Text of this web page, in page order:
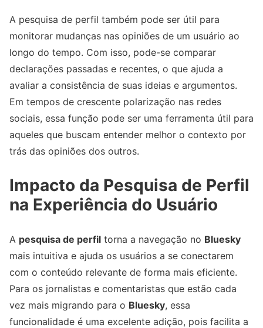
A pesquisa de perfil também pode ser útil para
monitorar mudanças nas opiniões de um usuário ao
longo do tempo. Com isso, pode-se comparar
declarações passadas e recentes, o que ajuda a
avaliar a consistência de suas ideias e argumentos.
Em tempos de crescente polarização nas redes
sociais, essa função pode ser uma ferramenta útil para
aqueles que buscam entender melhor o contexto por
trás das opiniões dos outros.
Impacto da Pesquisa de Perfil
na Experiência do Usuário
A pesquisa de perfil torna a navegação no Bluesky
mais intuitiva e ajuda os usuários a se conectarem
com o conteúdo relevante de forma mais eficiente.
Para os jornalistas e comentaristas que estão cada
vez mais migrando para o Bluesky, essa
funcionalidade é uma excelente adição, pois facilita a